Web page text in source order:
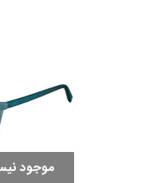
موجود